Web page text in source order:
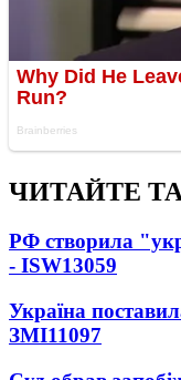
ЧИТАЙТЕ
РФ створила
- ISW13059
Україна
ЗМІ11097